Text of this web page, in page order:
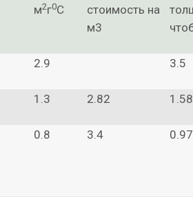
м2г0С
стоимость на
м3
2.9 3.5
1.3 2.82 1.58
0.8 3.4 0.97